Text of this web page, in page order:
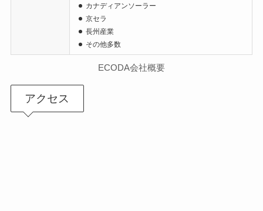
カナディアンソーラー
京セラ
長州産業
その他多数
ECODA会社概要
アクセス